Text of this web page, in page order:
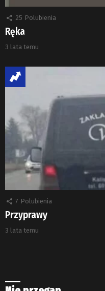
25 Polubienia
Ręka
3 lata temu
7 Polubienia
Przyprawy
3 lata temu